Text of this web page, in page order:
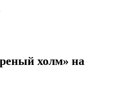
холм» на